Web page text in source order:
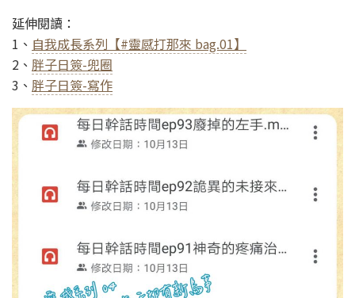
延伸閱讀：
1、 自我成長系列【#靈感打那來 bag.01】
2、 胖子日簽-兜圈
3、 胖子日簽-寫作